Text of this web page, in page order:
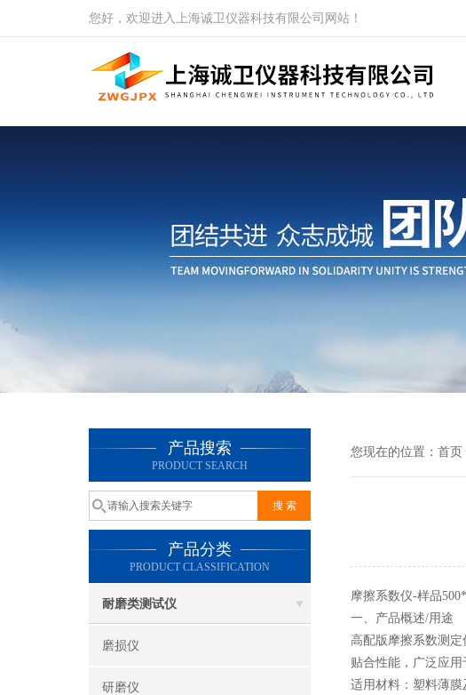
您好，欢迎进入上海诚卫仪器科技有限公司网站！
产品搜索
PRODUCT SEARCH
产品分类
PRODUCT CLASSIFICATION
耐磨类测试仪
磨损仪
研磨仪
您现在的位置： 首页
摩擦系数仪-样品
一、产品概述/用途
高配版摩擦系数测
贴合性能，广泛应用
适用材料：塑料薄